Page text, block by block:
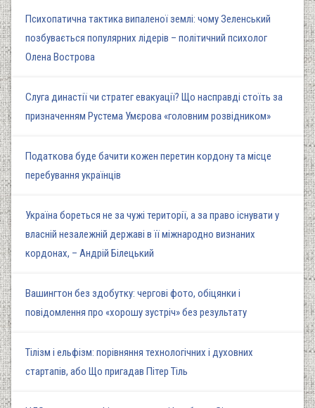
Психопатична тактика випаленої землі: чому Зеленський
позбувається популярних лідерів – політичний психолог
Олена Вострова
Слуга династії чи стратег евакуації? Що насправді стоїть за
призначенням Рустема Умєрова «головним розвідником»
Податкова буде бачити кожен перетин кордону та місце
перебування українців
Україна бореться не за чужі території, а за право існувати у
власній незалежній державі в її міжнародно визнаних
кордонах, – Андрій Білецький
Вашингтон без здобутку: чергові фото, обіцянки і
повідомлення про «хорошу зустріч» без результату
Тілізм і ельфізм: порівняння технологічних і духовних
стартапів, або Що пригадав Пітер Тіль